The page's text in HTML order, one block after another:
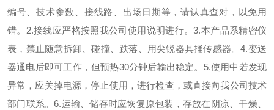
编号、技术参数、接线路、出场日期等，请认真查对，以免用
错。2.接线应严格按照我公司使用说明进行。3.本产品系精密仪
表，禁止随意拆卸、碰撞、跌落、用尖锐器具捅传感器。4.变送
器通电后即可工作，但预热30分钟后输出稳定。5.使用中若发现
异常，应关掉电源，停止使用，进行检查，或直接向我公司技术
部门联系。6.运输、储存时应恢复原包装，存放在阴凉、干燥、